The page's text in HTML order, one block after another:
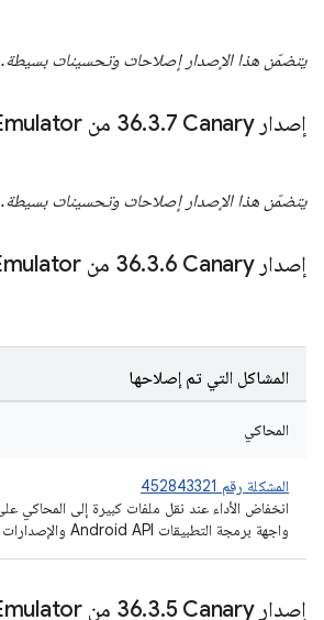
يتضمّن هذا الإصدار إصلاحات وتحسينات بسيطة.
إصدار Canary‏ 36 .3.7 من Android Emulator
يتضمّن هذا الإصدار إصلاحات وتحسينات بسيطة.
إصدار Canary‏ 36 .3.6 من Android Emulator
المشاكل التي تم إصلاحها
المحاكي
المشكلة رقم 452843321
واجهة برمجة التطبيقات Android API والإصدارات الأحدث
إصدار Canary‏ 36 .3.5 من Android Emulator